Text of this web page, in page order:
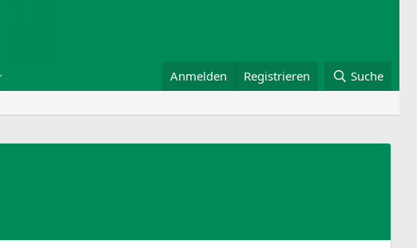
Anmelden Registrieren Suche